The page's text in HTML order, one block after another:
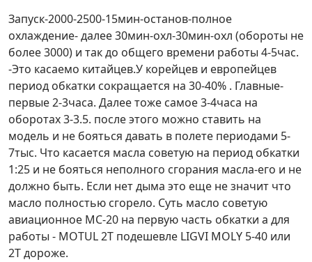
Запуск-2000-2500-15мин-останов-полное
охлаждение- далее 30мин-охл-30мин-охл (обороты не
более 3000) и так до общего времени работы 4-5час.
-Это касаемо китайцев.У корейцев и европейцев
период обкатки сокращается на 30-40% . Главные-
первые 2-3часа. Далее тоже самое 3-4часа на
оборотах 3-3.5. после этого можно ставить на
модель и не бояться давать в полете периодами 5-
7тыс. Что касается масла советую на период обкатки
1:25 и не бояться неполного сгорания масла-его и не
должно быть. Если нет дыма это еще не значит что
масло полностью сгорело. Суть масло советую
авиационное МС-20 на первую часть обкатки а для
работы - MOTUL 2T подешевле LIGVI MOLY 5-40 или
2T дороже.